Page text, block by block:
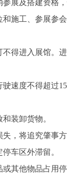
展及搭建资格
施工、参展参
不得进入展馆
驶速度不得超过
装卸货物。
失，将追究肇事
车区外滞留。
或其他物品占用